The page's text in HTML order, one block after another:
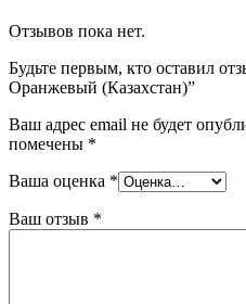
Отзывов пока нет.
Будьте первым, кто оставил
Оранжевый (Казахстан)”
Ваш адрес email не будет
помечены *
Ваша оценка *
Ваш отзыв *